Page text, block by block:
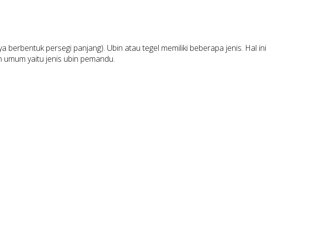
persegi panjang). Ubin atau tegel memiliki beberapa jenis. Hal ini
yaitu jenis ubin pemandu.